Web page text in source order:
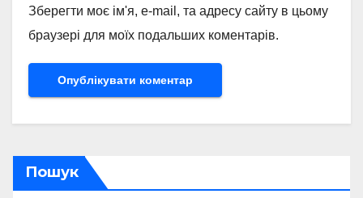
Зберегти моє ім'я, e-mail, та адресу сайту в цьому
браузері для моїх подальших коментарів.
Пошук